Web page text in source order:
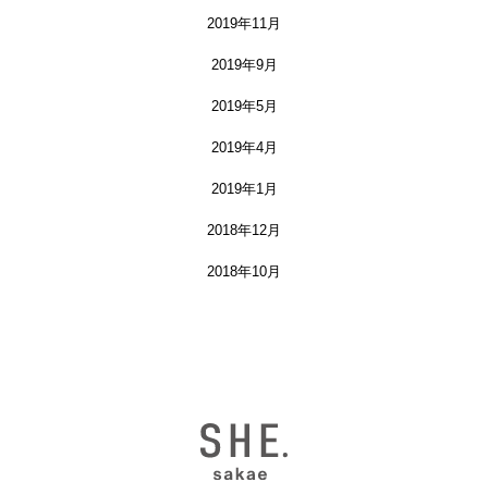
2019年11月
2019年9月
2019年5月
2019年4月
2019年1月
2018年12月
2018年10月